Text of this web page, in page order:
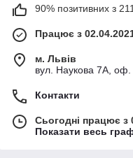
90% позитивних з 211
Працює з
м. Львів
вул. Наукова 7А, оф.
Контакти
Сьогодні працює з
Показати весь